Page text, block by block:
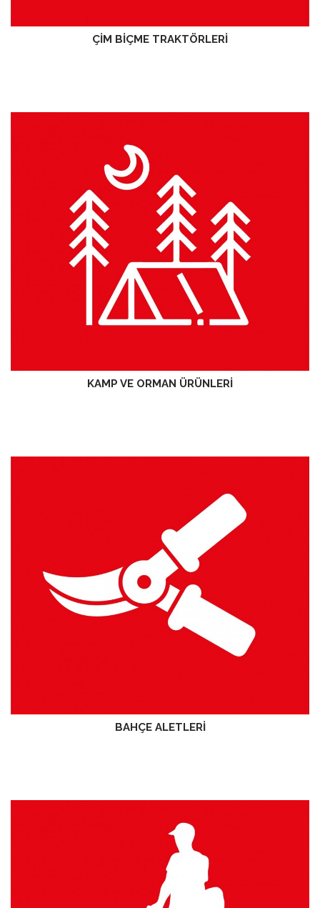
ÇİM BİÇME TRAKTÖRLERİ
KAMP VE ORMAN ÜRÜNLERİ
BAHÇE ALETLERİ